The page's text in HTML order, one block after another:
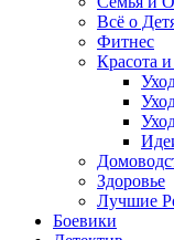
Всё о
Фитнес
Красота
Здоровье
Лучшие
Боевики